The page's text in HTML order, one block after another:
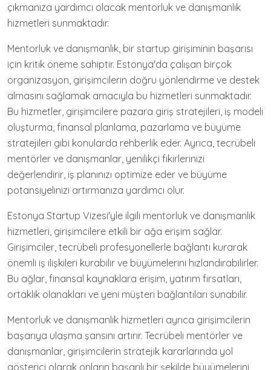
çıkmanıza yardımcı olacak mentorluk ve danışmanlık
hizmetleri sunmaktadır.
Mentorluk ve danışmanlık, bir startup girişiminin başarısı
için kritik öneme sahiptir. Estonya'da çalışan birçok
organizasyon, girişimcilerin doğru yönlendirme ve destek
almasını sağlamak amacıyla bu hizmetleri sunmaktadır.
Bu hizmetler, girişimcilere pazara giriş stratejileri, iş modeli
oluşturma, finansal planlama, pazarlama ve büyüme
stratejileri gibi konularda rehberlik eder. Ayrıca, tecrübeli
mentörler ve danışmanlar, yenilikçi fikirlerinizi
değerlendirir, iş planınızı optimize eder ve büyüme
potansiyelinizi artırmanıza yardımcı olur.
Estonya Startup Vizesi'yle ilgili mentorluk ve danışmanlık
hizmetleri, girişimcilere etkili bir ağa erişim sağlar.
Girişimciler, tecrübeli profesyonellerle bağlantı kurarak
önemli iş ilişkileri kurabilir ve büyümelerini hızlandırabilirler.
Bu ağlar, finansal kaynaklara erişim, yatırım fırsatları,
ortaklık olanakları ve yeni müşteri bağlantıları sunabilir.
Mentorluk ve danışmanlık hizmetleri ayrıca girişimcilerin
başarıya ulaşma şansını artırır. Tecrübeli mentörler ve
danışmanlar, girişimcilerin stratejik kararlarında yol
gösterici olarak onların başarılı bir şekilde büyümelerini